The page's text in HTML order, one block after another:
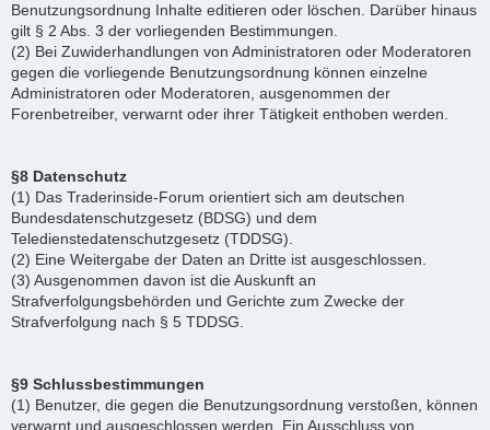
Benutzungsordnung Inhalte editieren oder löschen. Darüber hinaus
gilt § 2 Abs. 3 der vorliegenden Bestimmungen.
(2) Bei Zuwiderhandlungen von Administratoren oder Moderatoren
gegen die vorliegende Benutzungsordnung können einzelne
Administratoren oder Moderatoren, ausgenommen der
Forenbetreiber, verwarnt oder ihrer Tätigkeit enthoben werden.
§8 Datenschutz
(1) Das Traderinside-Forum orientiert sich am deutschen
Bundesdatenschutzgesetz (BDSG) und dem
Teledienstedatenschutzgesetz (TDDSG).
(2) Eine Weitergabe der Daten an Dritte ist ausgeschlossen.
(3) Ausgenommen davon ist die Auskunft an
Strafverfolgungsbehörden und Gerichte zum Zwecke der
Strafverfolgung nach § 5 TDDSG.
§9 Schlussbestimmungen
(1) Benutzer, die gegen die Benutzungsordnung verstoßen, können
verwarnt und ausgeschlossen werden. Ein Ausschluss von